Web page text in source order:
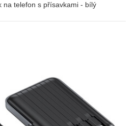
na telefon s přísavkami - bílý